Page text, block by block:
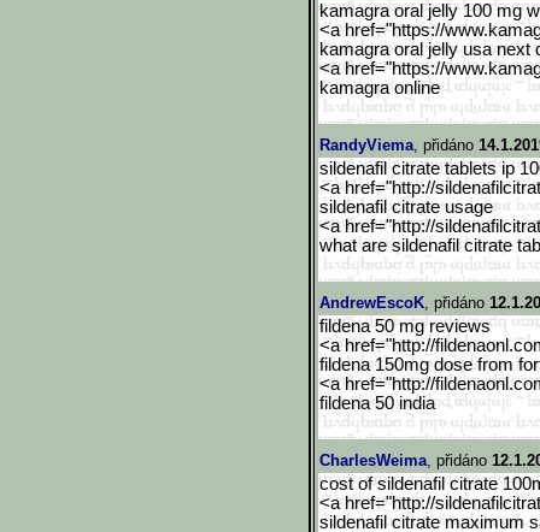
kamagra oral jelly 100 mg
<a href="https://
kamagra oral jelly usa next
<a href="https://
kamagra online
RandyViema, přidáno
sildenafil citrate tablets ip
<a href="http://
sildenafil citrate usage
<a href="http://
what are sildenafil citrate
AndrewEscoK, přidáno
fildena 50 mg reviews
<a href="http://
fildena 150mg dose from
<a href="http://
fildena 50 india
CharlesWeima, přidáno
cost of sildenafil citrate
<a href="http://
sildenafil citrate maximum